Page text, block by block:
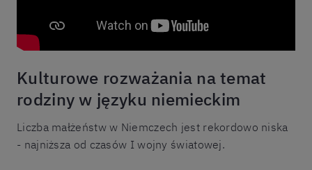
Kulturowe rozważania na temat
rodziny w języku niemieckim
Liczba małżeństw w Niemczech jest rekordowo niska
- najniższa od czasów I wojny światowej.